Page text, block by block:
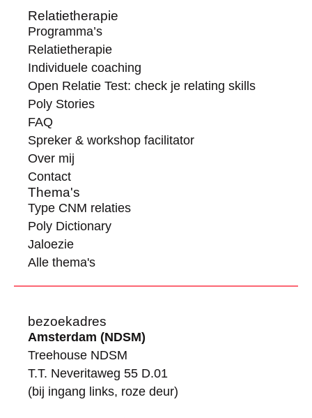
Relatietherapie
Programma’s
Relatietherapie
Individuele coaching
Open Relatie Test: check je relating skills
Poly Stories
FAQ
Spreker & workshop facilitator
Over mij
Contact
Thema's
Type CNM relaties
Poly Dictionary
Jaloezie
Alle thema's
bezoekadres
Amsterdam (NDSM)
Treehouse NDSM
T.T. Neveritaweg 55 D.01
(bij ingang links, roze deur)